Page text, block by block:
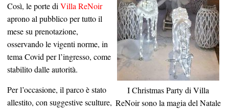
I Christmas Party di Villa
ReNoir sono la magia del Natale
Così, le porte diVilla ReNoir
aprono al pubblico per tutto il
mese su prenotazione,
osservando le vigenti norme, in
tema Covid per l’ingresso, come
stabilito dalle autorità.
Per l’occasione, il parco è stato
allestito, con suggestive sculture,